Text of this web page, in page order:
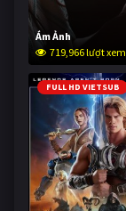
Ám Ảnh
719,966 lượt xem
FULL HD VIETSUB